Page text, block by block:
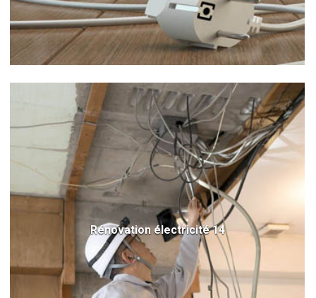
Rénovation électricité 14